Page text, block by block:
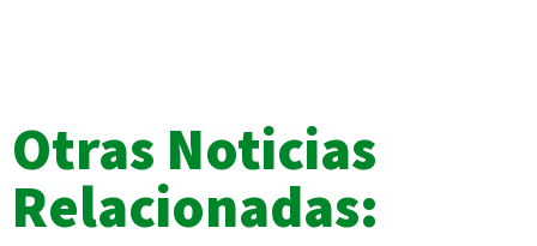
Otras Noticias
Relacionadas: